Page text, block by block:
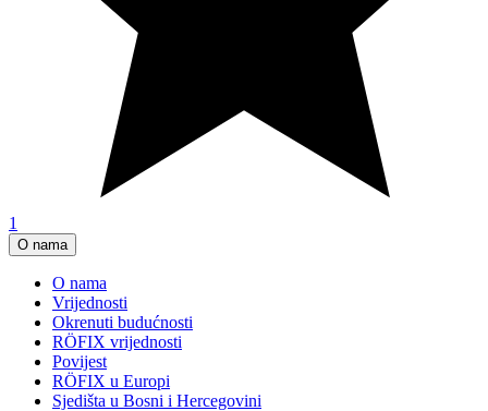
1
O nama
O nama
Vrijednosti
Okrenuti budućnosti
RÖFIX vrijednosti
Povijest
RÖFIX u Europi
Sjedišta u Bosni i Hercegovini